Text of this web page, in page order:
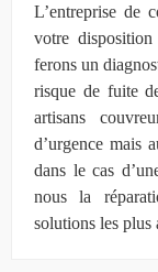
L’entreprise de
votre
ferons un
risque de fuite
artisans
d’urgence mais
dans le cas
nous la
solutions les plus